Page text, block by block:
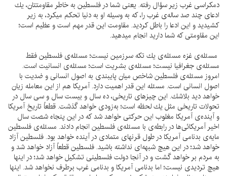
دمكراسى غرب زير سؤال رفته. يعنى شما در فلسطين به خاطر مقاومتتان، يك
ادعاى چند صد ساله‌ى غرب را، كه به وسيله او به دنيا تحكم ميكرد، به زير
كشيديد و اين ادعا را باطل كرديد. مقاومت اين قدر مهم است و عظيم است؛
اين مقاومتى كه شما داريد انجام ميدهيد.
مسئله‌ى غزه مسئله‌ى يك تكه سرزمين نيست؛ مسئله‌ى فلسطين فقط
مسئله‌ى جغرافيا نيست؛ مسئله‌ى بشريت است؛ مسئله‌ى انسانيت است.
امروز مسئله‌ى فلسطين شاخص ميان پايبندى به اصول انسانى و ضديت با
اصول انسانى است. مسئله اين قدر اهميت دارد. آمريكا هم از اين معامله زيان
خواهد ديد بلاشك. اين چيزهاى تاريخى، ده سال و بيست سال و سى سال در
تحولات تاريخى مثل يك لحظه است؛ به‌زودى خواهد گذشت. قطعاً تاريخ آمريكا
و آينده‌ى آمريكا مغلوب اين حركتى خواهد شد كه در اين پنجاه شصت سال
اخير آمريكائى‌ها در رابطه‌ى با مسئله‌ى فلسطين انجام دادند. مسئله‌ى فلسطين
مايه‌ى بدنامى آمريكا در طول قرنهاى متمادى در آينده خواهد بود. فلسطين آزاد
خواهد شد؛ در اين هيچ شبهه‌اى نداشته باشيد. فلسطين قطعاً آزاد خواهد شد و
به مردم بر خواهد گشت و در آنجا دولت فلسطينى تشكيل خواهد شد؛ در اينها
هيچ ترديدى نيست؛ اما بدنامى آمريكا و بدنامى غرب برطرف نخواهد شد. اينها